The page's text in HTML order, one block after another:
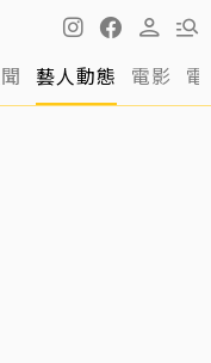
藝人動態 電影